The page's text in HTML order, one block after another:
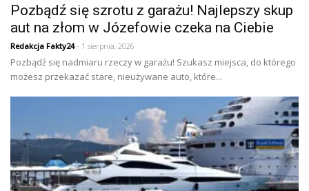
Pozbądź się szrotu z garażu! Najlepszy skup
aut na złom w Józefowie czeka na Ciebie
Redakcja Fakty24- 1 sierpnia, 2026
Pozbądź się nadmiaru rzeczy w garażu! Szukasz miejsca, do którego
możesz przekazać stare, nieużywane auto, które...